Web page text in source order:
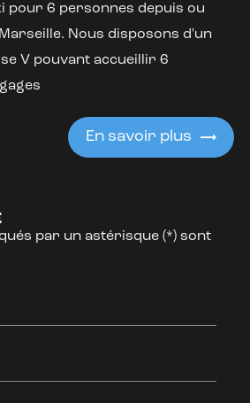
pour 6 personnes depuis ou
Nous disposons d'un
V pouvant accueillir 6
En savoir plus
par un astérisque (*) sont